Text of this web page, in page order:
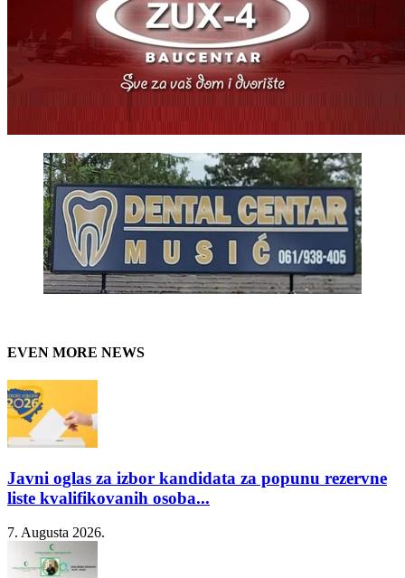
EVEN MORE NEWS
Javni oglas za izbor kandidata za popunu rezervne
liste kvalifikovanih osoba...
7. Augusta 2026.